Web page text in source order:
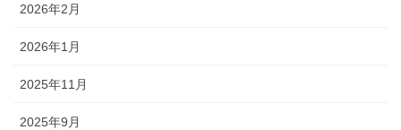
2026年2月
2026年1月
2025年11月
2025年9月